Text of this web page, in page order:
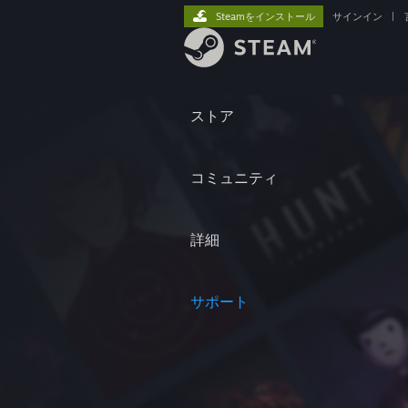
ストア
コミュニティ
詳細
サポート
Steamをインストール サインイン